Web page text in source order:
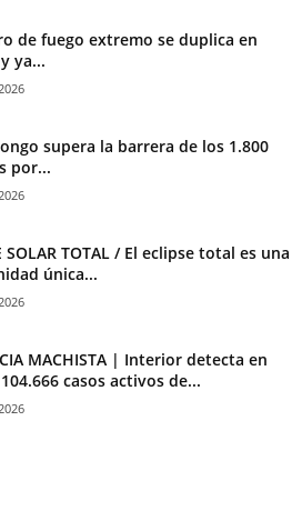
de fuego extremo se duplica en
ya...
supera la barrera de los 1.800
por...
SOLAR TOTAL / El eclipse total es una
única...
MACHISTA | Interior detecta en
casos activos de...